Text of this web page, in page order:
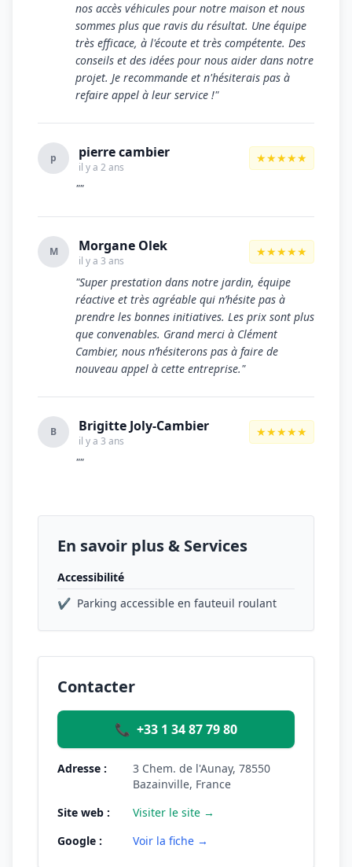
nos accès véhicules pour notre maison et nous
sommes plus que ravis du résultat. Une équipe
très efficace, à l'écoute et très compétente. Des
conseils et des idées pour nous aider dans notre
projet. Je recommande et n'hésiterais pas à
refaire appel à leur service !"
p pierre cambier
il y a 2 ans
★★★★★
""
M Morgane Olek
il y a 3 ans
★★★★★
"Super prestation dans notre jardin, équipe
réactive et très agréable qui n’hésite pas à
prendre les bonnes initiatives. Les prix sont plus
que convenables. Grand merci à Clément
Cambier, nous n’hésiterons pas à faire de
nouveau appel à cette entreprise."
B Brigitte Joly-Cambier
il y a 3 ans
★★★★★
""
En savoir plus & Services
Accessibilité
✔ Parking accessible en fauteuil roulant
Contacter
📞 +33 1 34 87 79 80
Adresse :
3 Chem. de l'Aunay, 78550
Bazainville, France
Site web :
Visiter le site →
Google :
Voir la fiche →